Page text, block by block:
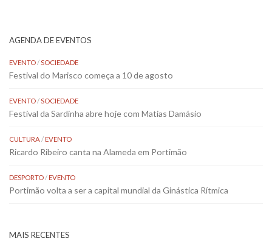
AGENDA DE EVENTOS
EVENTO/SOCIEDADE
Festival do Marisco começa a 10 de agosto
EVENTO/SOCIEDADE
Festival da Sardinha abre hoje com Matias Damásio
CULTURA/EVENTO
Ricardo Ribeiro canta na Alameda em Portimão
DESPORTO/EVENTO
Portimão volta a ser a capital mundial da Ginástica Rítmica
MAIS RECENTES